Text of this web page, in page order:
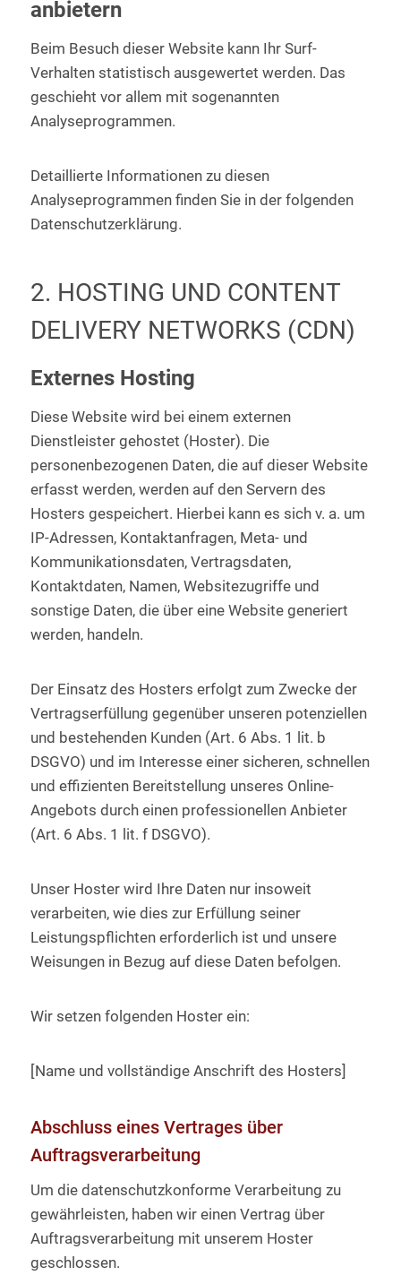
anbietern
Beim Besuch dieser Website kann Ihr Surf-
Verhalten statistisch ausgewertet werden. Das
geschieht vor allem mit sogenannten
Analyseprogrammen.
Detaillierte Informationen zu diesen
Analyseprogrammen finden Sie in der folgenden
Datenschutzerklärung.
2. HOSTING UND CONTENT
DELIVERY NETWORKS (CDN)
Externes Hosting
Diese Website wird bei einem externen
Dienstleister gehostet (Hoster). Die
personenbezogenen Daten, die auf dieser Website
erfasst werden, werden auf den Servern des
Hosters gespeichert. Hierbei kann es sich v. a. um
IP-Adressen, Kontaktanfragen, Meta- und
Kommunikationsdaten, Vertragsdaten,
Kontaktdaten, Namen, Websitezugriffe und
sonstige Daten, die über eine Website generiert
werden, handeln.
Der Einsatz des Hosters erfolgt zum Zwecke der
Vertragserfüllung gegenüber unseren potenziellen
und bestehenden Kunden (Art. 6 Abs. 1 lit. b
DSGVO) und im Interesse einer sicheren, schnellen
und effizienten Bereitstellung unseres Online-
Angebots durch einen professionellen Anbieter
(Art. 6 Abs. 1 lit. f DSGVO).
Unser Hoster wird Ihre Daten nur insoweit
verarbeiten, wie dies zur Erfüllung seiner
Leistungspflichten erforderlich ist und unsere
Weisungen in Bezug auf diese Daten befolgen.
Wir setzen folgenden Hoster ein:
[Name und vollständige Anschrift des Hosters]
Abschluss eines Vertrages über
Auftragsverarbeitung
Um die datenschutzkonforme Verarbeitung zu
gewährleisten, haben wir einen Vertrag über
Auftragsverarbeitung mit unserem Hoster
geschlossen.